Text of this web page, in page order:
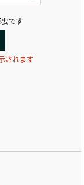
です
されます